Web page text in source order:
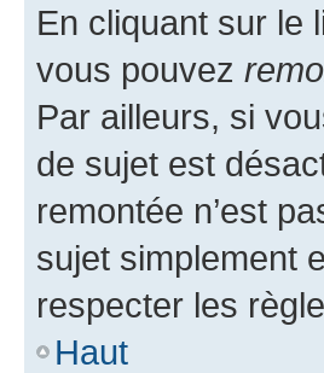
En cliquant sur le
vous pouvez
Par ailleurs, si
de sujet est
remontée n’est
sujet simplement
respecter les
Haut